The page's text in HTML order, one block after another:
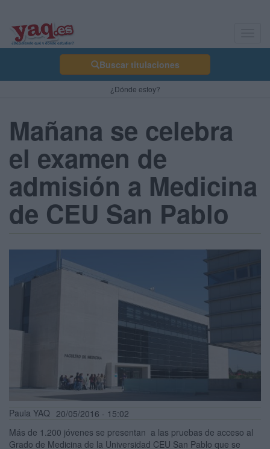
Buscar titulaciones
¿Dónde estoy?
Mañana se celebra
el examen de
admisión a Medicina
de CEU San Pablo
Paula YAQ 20/05/2016 - 15:02
Más de 1.200 jóvenes se presentan a las pruebas de acceso al
Grado de Medicina de la Universidad CEU San Pablo que se